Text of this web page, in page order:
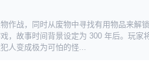
作战，同时从废物中寻找有用物品来解
，故事时间背景设定为 300 年后。玩家
人变成极为可怕的怪...